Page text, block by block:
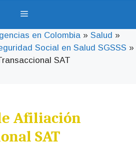
Menú
en Colombia » Salud »
Social en Salud SGSSS »
SAT
Afiliación
SAT